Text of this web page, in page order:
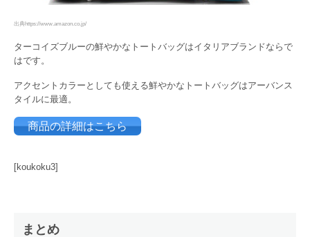
出典https://www.amazon.co.jp/
ターコイズブルーの鮮やかなトートバッグはイタリアブランドならで
はです。
アクセントカラーとしても使える鮮やかなトートバッグはアーバンス
タイルに最適。
商品の詳細はこちら
[koukoku3]
まとめ